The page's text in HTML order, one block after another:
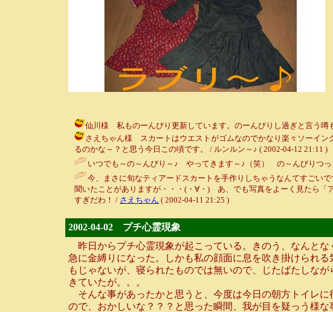
仙川様 私ものーんびり更新しています。のーんびりし過ぎと言う噂
さえちゃん様 スカートはウエストがゴムなのでかなり楽々ソーイン
るのかな～？と思う今日この頃です。 / ルンルン～♪ ( 2002-04-12 21:11 )
いつでも～の～んびり～♪ やってきます～♪（笑） の～んびりつ
今、まさに旬なティアードスカートを手作りしちゃうなんてすごい
聞いたことがありますが・・・(・∀・) あ、でも写真をよーく見たら
すぎだわ！ / さえちゃん ( 2002-04-11 21:25 )
2002-04-02 プチ心霊現象
昨日からプチ心霊現象が起こっている。きのう、なんとな
急に金縛りになった。しかも私の顔面に息を吹き掛けられ
もじゃないが、寝られたものでは無いので、じたばたしな
きていたが。。。
そんな事があったかと思うと、今度は今日の朝方トイレ
ので、おかしいな？？？と思った瞬間、我が目を疑っう様